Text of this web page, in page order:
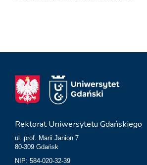
Rektorat Uniwersytetu Gdańskiego
ul. prof. Marii Janion 7
80-309 Gdańsk
NIP: 584-020-32-39